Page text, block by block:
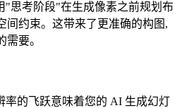
"思考阶段"在生成像素之前规划布
间约束。这带来了更准确的构图,
要。
率的飞跃意味着您的 AI 生成幻灯